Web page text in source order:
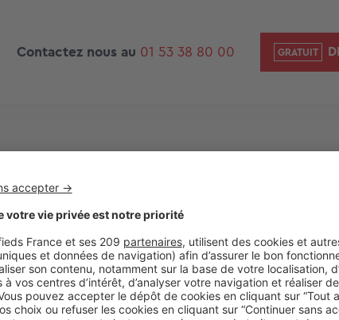
Contactez nous au 01 53 38 80 00